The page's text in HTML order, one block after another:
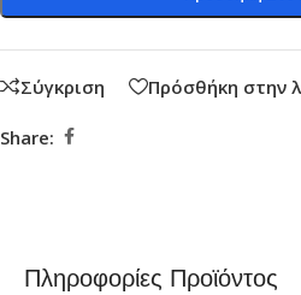
Σύγκριση Πρόσθήκη στην
Share:
Πληροφορίες Προϊόντος